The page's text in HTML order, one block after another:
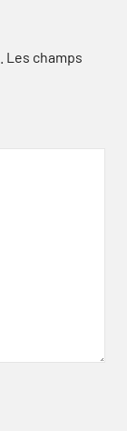
Les champs